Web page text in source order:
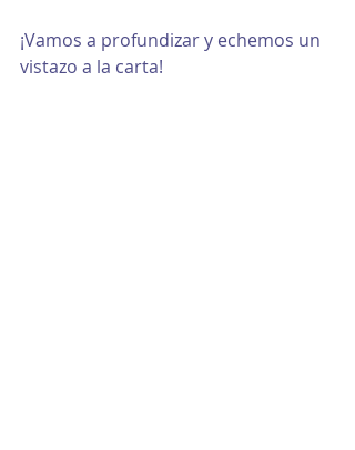
¡Vamos a profundizar y echemos un
vistazo a la carta!